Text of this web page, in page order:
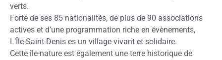
verts.
Forte de ses 85 nationalités, de plus de 90 associations
actives et d’une programmation riche en évènements,
L’Île-Saint-Denis es un village vivant et solidaire.
Cette île-nature est également une terre historique de